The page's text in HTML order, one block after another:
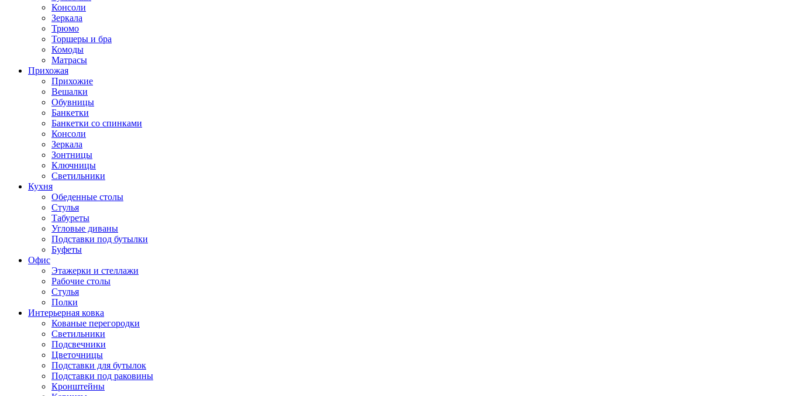
Консоли
Зеркала
Трюмо
Торшеры и бра
Комоды
Матрасы
Прихожая
Прихожие
Вешалки
Обувницы
Банкетки
Банкетки со спинками
Консоли
Зеркала
Зонтницы
Ключницы
Светильники
Кухня
Обеденные столы
Стулья
Табуреты
Угловые диваны
Подставки под бутылки
Буфеты
Офис
Этажерки и стеллажи
Рабочие столы
Стулья
Полки
Интерьерная ковка
Кованые перегородки
Светильники
Подсвечники
Цветочницы
Подставки для бутылок
Подставки под раковины
Кронштейны